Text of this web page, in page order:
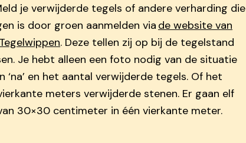
je verwijderde tegels of andere verharding die
is door groen aanmelden via de website van
. Deze tellen zij op bij de tegelstand
Je hebt alleen een foto nodig van de situatie
‘na’ en het aantal verwijderde tegels. Of het
meters verwijderde stenen. Er gaan elf
30×30 centimeter in één vierkante meter.